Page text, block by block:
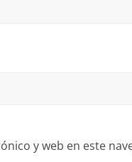
y web en este